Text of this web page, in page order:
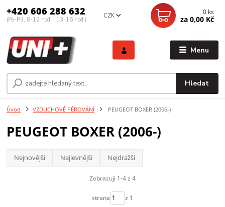
Menu
CZK
Hledat
+420 606 288 632
(Po-Pá, 8-12 hod. | 13-16 hod.)
0 ks
za 0,00 Kč
Úvod VZDUCHOVÉ PÉROVÁNÍ PEUGEOT BOXER (2006-)
PEUGEOT BOXER (2006-)
Nejnovější Nejlevnější Nejdražší
Zobrazuji 1-4 z 4
strana z 1